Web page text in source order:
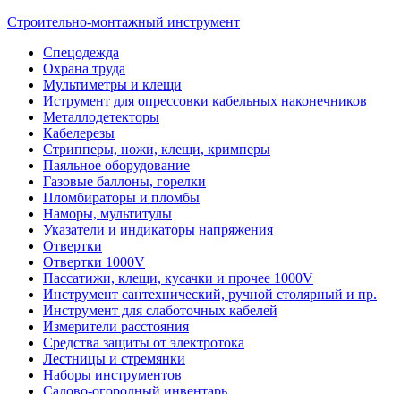
Строительно-монтажный инструмент
Спецодежда
Охрана труда
Мультиметры и клещи
Иструмент для опрессовки кабельных наконечников
Металлодетекторы
Кабелерезы
Стрипперы, ножи, клещи, кримперы
Паяльное оборудование
Газовые баллоны, горелки
Пломбираторы и пломбы
Наморы, мультитулы
Указатели и индикаторы напряжения
Отвертки
Отвертки 1000V
Пассатижи, клещи, кусачки и прочее 1000V
Инструмент сантехнический, ручной столярный и пр.
Инструмент для слаботочных кабелей
Измерители расстояния
Средства защиты от электротока
Лестницы и стремянки
Наборы инструментов
Садово-огородный инвентарь